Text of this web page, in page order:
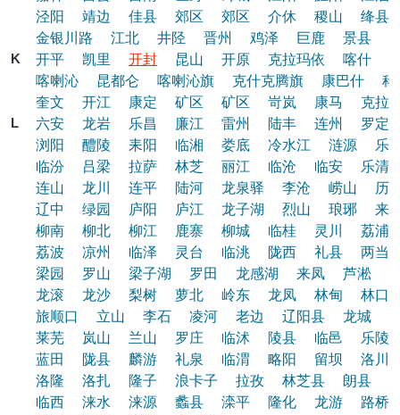
泾阳
靖边 佳县 郊区 郊区 介休 稷山
绛县
金银川路
江北 井陉 晋州 鸡泽 巨鹿 景县
K
开平 凯里 开封 昆山 开原 克拉玛依 喀什
喀喇沁
昆都仑 喀喇沁旗 克什克腾旗 康巴什
科
奎文
开江 康定 矿区 矿区 岢岚 康马
克拉
L
六安 龙岩 乐昌 廉江 雷州 陆丰 连州
罗定
浏阳
醴陵 耒阳 临湘 娄底 冷水江 涟源
乐
临汾
吕梁 拉萨 林芝 丽江 临沧 临安
乐清
连山
龙川 连平 陆河 龙泉驿 李沧 崂山
历
辽中
绿园 庐阳 庐江 龙子湖 烈山 琅琊
来
柳南
柳北 柳江 鹿寨 柳城 临桂 灵川
荔浦
荔波
凉州 临泽 灵台 临洮 陇西 礼县
两当
梁园
罗山 梁子湖 罗田 龙感湖 来凤 芦淞
龙滚
龙沙 梨树 萝北 岭东 龙凤 林甸
林口
旅顺口
立山 李石 凌河 老边 辽阳县 龙城
莱芜
岚山 兰山 罗庄 临沭 陵县 临邑
乐陵
蓝田
陇县 麟游 礼泉 临渭 略阳 留坝
洛川
洛隆
洛扎 隆子 浪卡子 拉孜 林芝县 朗县
临西
涞水 涞源 蠡县 滦平 隆化 龙游
路桥